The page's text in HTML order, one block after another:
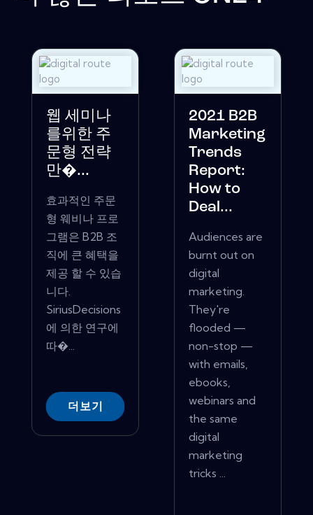
웹 세미나
를위한 주
문형 전략
만�...
효과적인 주문
형 웨비나 프로
그램은 B2B 조
직에 큰 혜택을
제공 할 수 있습
니다.
SiriusDecisions
에 의한 연구에
따�...
더보기
2021 B2B
Marketing
Trends
Report:
How to
Deal...
Audiences are
burnt out on
digital
marketing.
They're
flooded —
non-stop —
with emails,
ebooks,
webinars and
the same
digital
marketing
tricks ...